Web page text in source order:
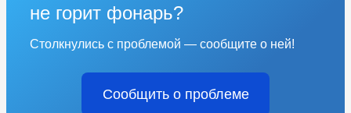
не горит фонарь?
Столкнулись с проблемой — сообщите о ней!
Сообщить о проблеме